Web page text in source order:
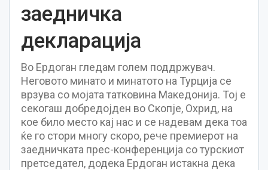
заедничка
декларација
Во Ердоган гледам голем поддржувач.
Неговото минато и минатото на Турција се
врзува со мојата татковина Македонија. Тој е
секогаш добредојден во Скопје, Охрид, на
кое било место кај нас и се надевам дека тоа
ќе го стори многу скоро, рече премиерот на
заедничката прес-конференција со турскиот
претседател, додека Ердоган истакна дека